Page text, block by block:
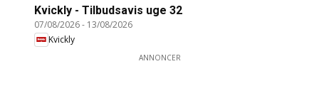
Kvickly - Tilbudsavis uge 32
07/08/2026- 13/08/2026
Kvickly
ANNONCER